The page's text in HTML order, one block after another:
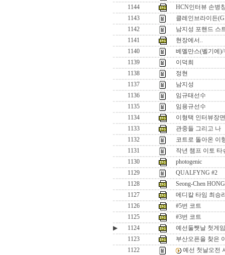
1144
HCN인터뷰 손병
1143
클레인브라이든
1142
남지성 포핸드 스
1141
현장에서..
1140
베멜만스(벨기에
1139
이덕희
1138
정현
1137
남지성
1136
임규태선수
1135
임용규선수
1134
이형택 인터뷰장
1133
관중들 그리고 나
1132
코트로 돌아온 이
1131
작년 챔프 이토 타
1130
photogenic
1129
QUALFYNG #2
1128
Seong-Chen
1127
메디칼 타임 최승
1126
#5번 코트
1125
#3번 코트
▶
1124
예선둘쨋날 첫게
1123
부산오픈을 찾은
1122
예선 첫날오전